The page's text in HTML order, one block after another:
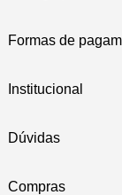
Formas de
Institucional
Dúvidas
Compras